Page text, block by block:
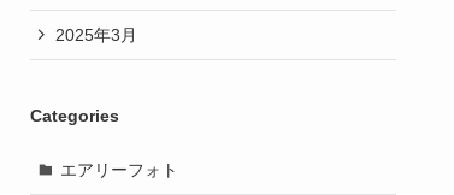
2025年3月
Categories
エアリーフォト